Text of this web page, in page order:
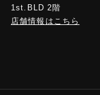
1st.BLD 2階
店舗情報はこちら